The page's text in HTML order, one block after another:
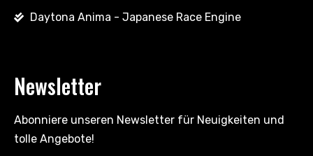
Daytona Anima - Japanese Race Engine
Newsletter
Abonniere unseren Newsletter für Neuigkeiten und
tolle Angebote!